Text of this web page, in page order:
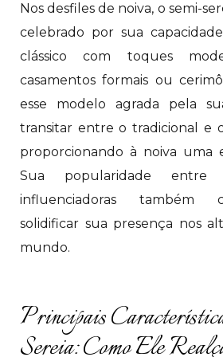
Nos desfiles de noiva, o semi-
celebrado por sua
clássico com toques
casamentos formais ou
esse modelo agrada pela
transitar entre o tradicional e
proporcionando à noiva uma
Sua popularidade entre
influenciadoras também
solidificar sua presença nos
mundo.
Principais
Sereia: Como Ele